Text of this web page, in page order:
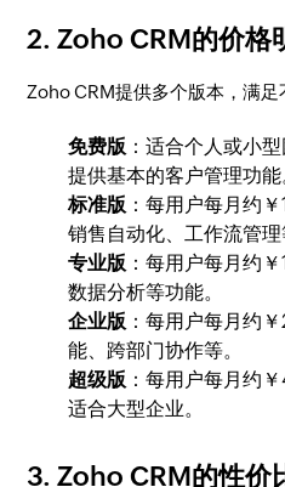
2. Zoho CRM的价格
Zoho CRM提供多个版本，满足
免费版 ：适合个人或小
提供基本的客户管理功能
标准版 ：每用户每月约
销售自动化、工作流管理
专业版 ：每用户每月约
数据分析等功能。
企业版 ：每用户每月约
能、跨部门协作等。
超级版 ：每用户每月约
适合大型企业。
3. Zoho CRM的性价